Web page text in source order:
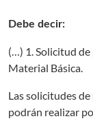
Debe decir:
(…) 1. Solicitud
Material Básica.
Las solicitudes
podrán realizar